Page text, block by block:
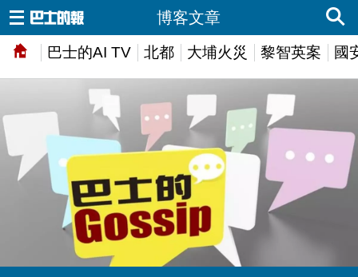
巴士的AI TV 北都 大埔火災 黎智英案 國
博客文章